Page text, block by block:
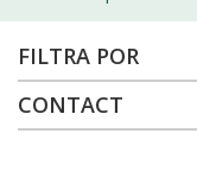
FILTRA POR
CONTACT